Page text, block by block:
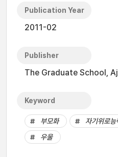
Publication Year
2011-02
Publisher
The Graduate School,
Keyword
부모화 자기위로능
우울